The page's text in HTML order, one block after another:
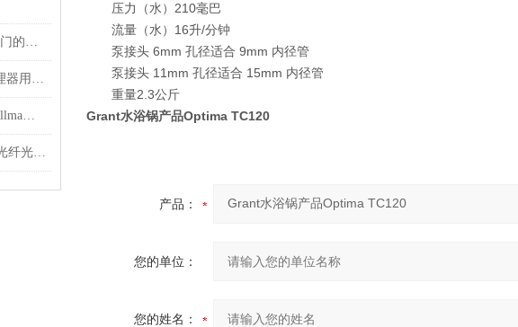
burocco球墨铸铁阀门与灰铸铁阀门的区别在哪里？
德国Hielscher UP400St超声波处理器用于化学实验室使用
百年光学匠心 中德渠道共赢｜hellma比色皿品牌2026品牌解析
德国Schott AG KL 300 LED卤素光纤光源用于光学实验使用
压力（水） 210毫巴
流量（水） 16升/分钟
泵接头 6mm 孔径适合 9mm 内径管
泵接头 11mm 孔径适合 15mm 内径管
重量2.3公斤
Grant水浴锅产品Optima TC120
产品：
您的单位：
您的姓名：